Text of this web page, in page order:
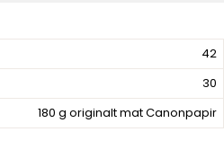
42
30
180 g originalt mat Canonpapir